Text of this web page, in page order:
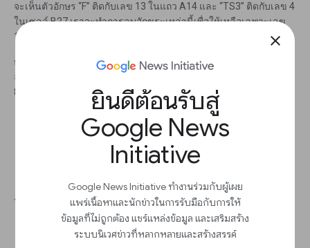
close
ยินดีต้อนรับสู่
Google News
Initiative
Google News Initiative ทำงานร่วมกับผู้เผย
แพร่เนื้อหาและนักข่าวในการรับมือกับการให้
ข้อมูลที่ไม่ถูกต้อง แชร์แหล่งข้อมูล และเสริมสร้าง
ระบบนิเวศข่าวที่หลากหลายและสร้างสรรค์
จะเห็นตัวอักษร “F” ติดกับเลข 13 ในแถว A14 และ “TS3” ติดกับเลข 4
ในเซลล์ B27 เราจะทำการลบอักขระเหล่านี้เพื่อให้เหลือเฉพาะเลข
13 และ 4
ก้าว 3
ลบอักขระส่วนเกินในเซลล์ B40 และ B48 เพื่อให้เหลือแต่เลข 19 และ
8 ทำอย่างเดียวกันกับเซลล์ D17 เพื่อลบเซลล์ “F8” ด้านหน้า
การแก้ไขข้อมูลเป็นชุดผ่าน Find and
replace